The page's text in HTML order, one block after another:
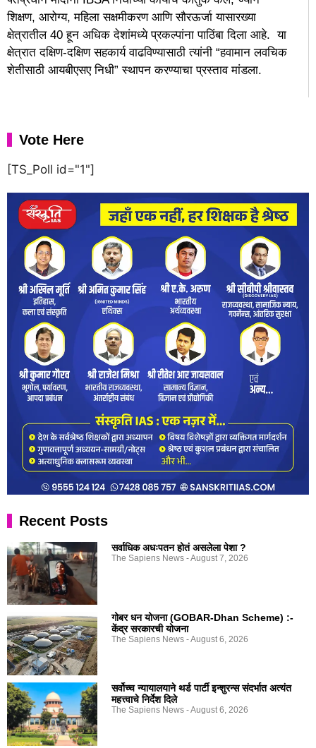
शिक्षण, आरोग्य, महिला सक्षमीकरण आणि सौरऊर्जा यासारख्या
क्षेत्रातील 40 हून अधिक देशांमध्ये प्रकल्पांना पाठिंबा दिला आहे. या
क्षेत्रात दक्षिण-दक्षिण सहकार्य वाढविण्यासाठी त्यांनी “हवामान लवचिक
शेतीसाठी आयबीएसए निधी” स्थापन करण्याचा प्रस्ताव मांडला.
Vote Here
[TS_Poll id="1"]
Recent Posts
सर्वाधिक अधःपतन होतं असलेला पेशा ?
The Sapiens News August 7, 2026
गोबर धन योजना (GOBAR-Dhan Scheme) :-
केंद्र सरकारची योजना
The Sapiens News August 6, 2026
सर्वोच्च न्यायालयाने थर्ड पार्टी इन्शुरन्स संदर्भात अत्यंत
महत्त्वाचे निर्देश दिले
The Sapiens News August 6, 2026